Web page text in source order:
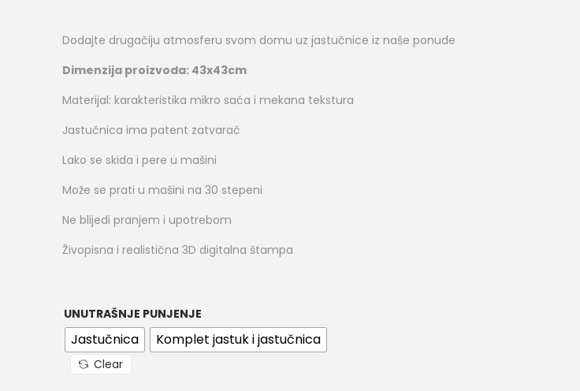
Dodajte drugačiju atmosferu svom domu uz jastučnice iz naše ponude
Dimenzija proizvoda: 43x43cm
Materijal: karakteristika mikro saća i mekana tekstura
Jastučnica ima patent zatvarač
Lako se skida i pere u mašini
Može se prati u mašini na 30 stepeni
Ne blijedi pranjem i upotrebom
Živopisna i realistična 3D digitalna štampa
UNUTRAŠNJE PUNJENJE
Jastučnica Komplet jastuk i jastučnica
Clear